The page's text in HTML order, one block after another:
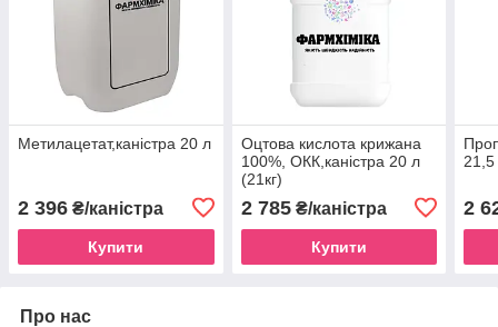
Метилацетат,каністра 20 л
2 396 ₴/каністра
Купити
Оцтова кислота крижана
100%, ОКК,каністра 20 л
(21кг)
2 785₴/каністра
Купити
21,5
2
Про нас